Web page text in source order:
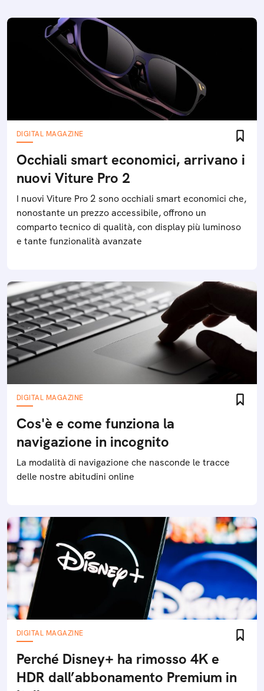
DIGITAL MAGAZINE
Occhiali smart economici, arrivano i
nuovi Viture Pro 2
I nuovi Viture Pro 2 sono occhiali smart economici che,
nonostante un prezzo accessibile, offrono un
comparto tecnico di qualità, con display più luminoso
e tante funzionalità avanzate
DIGITAL MAGAZINE
Cos'è e come funziona la
navigazione in incognito
La modalità di navigazione che nasconde le tracce
delle nostre abitudini online
DIGITAL MAGAZINE
Perché Disney+ ha rimosso 4K e
HDR dall’abbonamento Premium in